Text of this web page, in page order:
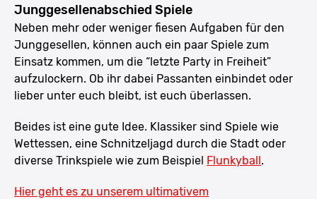
Junggesellenabschied Spiele
Neben mehr oder weniger fiesen Aufgaben für den
Junggesellen, können auch ein paar Spiele zum
Einsatz kommen, um die “letzte Party in Freiheit”
aufzulockern. Ob ihr dabei Passanten einbindet oder
lieber unter euch bleibt, ist euch überlassen.
Beides ist eine gute Idee. Klassiker sind Spiele wie
Wettessen, eine Schnitzeljagd durch die Stadt oder
diverse Trinkspiele wie zum Beispiel Flunkyball.
Hier geht es zu unserem ultimativem